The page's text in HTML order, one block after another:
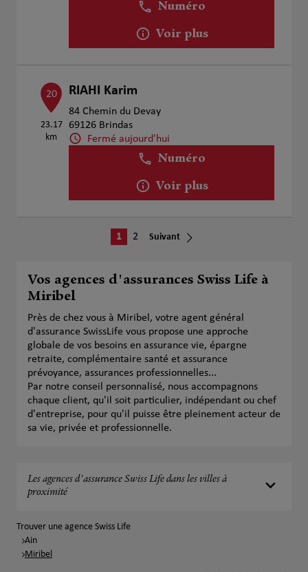
Numéro
Voir plus
20
23.17
km
RIAHI Karim
84 Chemin du Devay
69126 Brindas
Fermé aujourd'hui
Numéro
Voir plus
1 2 Suivant
Vos agences d'assurances Swiss Life à
Miribel
Près de chez vous à Miribel, votre agent général
d'assurance SwissLife vous propose une approche
globale de vos besoins en assurance vie, épargne
retraite, complémentaire santé et assurance
prévoyance, assurances professionnelles...
Par notre conseil personnalisé, nous accompagnons
chaque client, qu'il soit particulier, indépendant ou chef
d'entreprise, pour qu'il puisse être pleinement acteur de
sa vie, privée et professionnelle.
Les agences d'assurance Swiss Life dans les villes à
proximité
Trouver une agence Swiss Life
Ain
Miribel